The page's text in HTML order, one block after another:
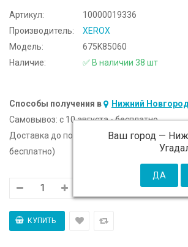
Артикул:
10000019336
Производитель:
XEROX
Модель:
675K85060
Наличие:
✅ В наличии 38 шт
Способы получения в Нижний Новгород
Ваш город —
Самовывоз: c 10 августа - бесплатно
Доставка до подъезда:
c 10 августа - 300
бесплатно)